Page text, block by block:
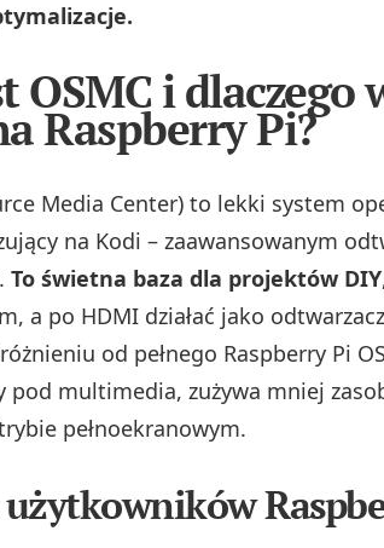
OSMC i dlaczego
Raspberry Pi?
Media Center) to lekki system
na Kodi – zaawansowanym
To świetna baza dla projektów DIY
a po HDMI działać jako
od pełnego Raspberry Pi
pod multimedia, zużywa mniej
pełnoekranowym.